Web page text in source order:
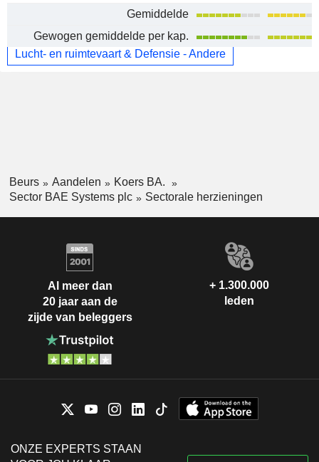
Gemiddelde
Gewogen gemiddelde per kap.
Lucht- en ruimtevaart & Defensie - Andere
Beurs Aandelen
Koers BA.
Sector BAE Systems plc
Sectorale herzieningen
Al meer dan
20 jaar aan de
zijde van beleggers
+ 1.300.000
leden
ONZE EXPERTS STAAN